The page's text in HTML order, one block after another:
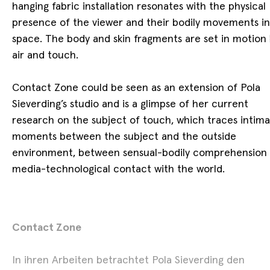
hanging fabric installation resonates with the physical
presence of the viewer and their bodily movements
space. The body and skin fragments are set in motion
air and touch.
Contact Zone could be seen as an extension of Pola
Sieverding’s studio and is a glimpse of her current
research on the subject of touch, which traces
moments between the subject and the outside
environment, between sensual-bodily comprehension
media-technological contact with the world.
Contact Zone
In ihren Arbeiten betrachtet Pola Sieverding den
Performance Review
16.04. - 29.05.2026 Show